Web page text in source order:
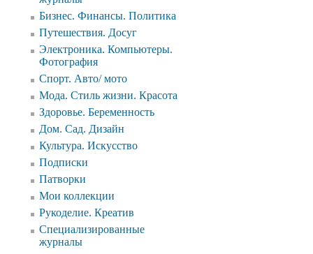
Бизнес. Финансы. Политика
Путешествия. Досуг
Электроника. Компьютеры.
Фотография
Спорт. Авто/ мото
Мода. Стиль жизни. Красота
Здоровье. Беременность
Дом. Сад. Дизайн
Культура. Искусство
Подписки
Патворки
Мои коллекции
Рукоделие. Креатив
Специализированные
журналы